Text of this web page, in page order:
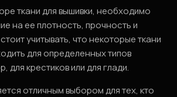
ткани для вышивки, необходимо
на ее плотность, прочность и
учитывать, что некоторые ткани
для определенных типов
для крестиков или для глади.
отличным выбором для тех, кто